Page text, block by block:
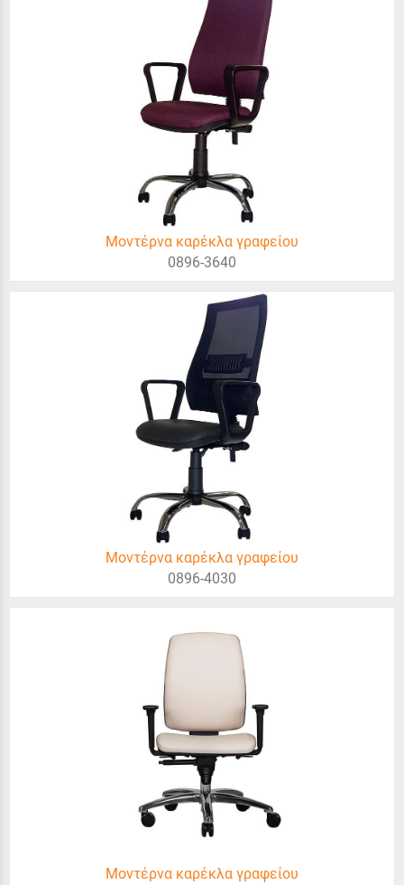
Μοντέρνα καρέκλα γραφείου
0896-3640
Μοντέρνα καρέκλα γραφείου
0896-4030
Μοντέρνα καρέκλα γραφείου